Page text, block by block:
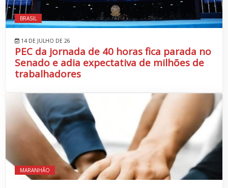
BRASIL
14 DE JULHO DE 26
PEC da jornada de 40 horas fica parada no
Senado e adia expectativa de milhões de
trabalhadores
MARANHÃO